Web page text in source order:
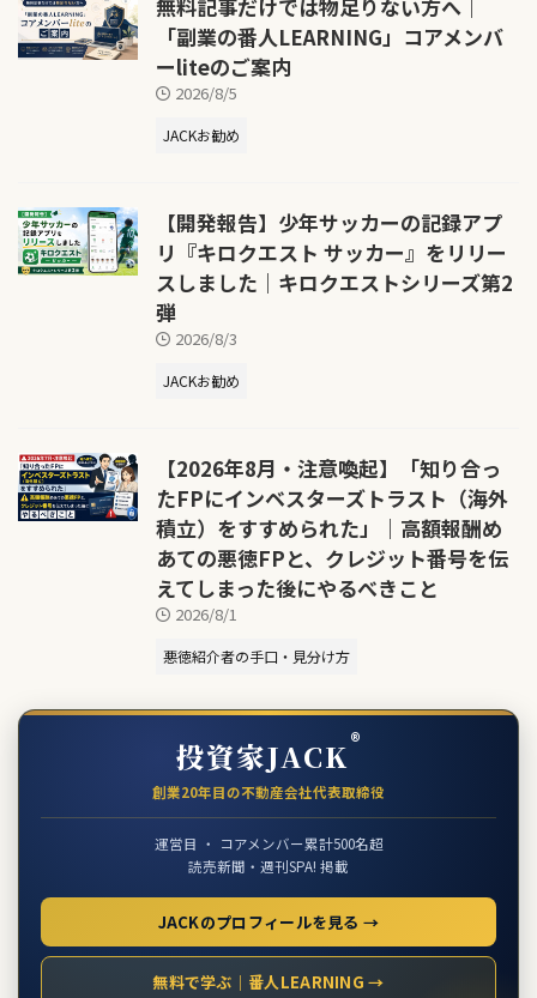
無料記事だけでは物足りない方へ｜
「副業の番人LEARNING」コアメンバ
ーliteのご案内
2026/8/5
JACKお勧め
【開発報告】少年サッカーの記録アプ
リ『キロクエスト サッカー』をリリー
スしました｜キロクエストシリーズ第2
弾
2026/8/3
JACKお勧め
【2026年8月・注意喚起】「知り合っ
たFPにインベスターズトラスト（海外
積立）をすすめられた」｜高額報酬め
あての悪徳FPと、クレジット番号を伝
えてしまった後にやるべきこと
2026/8/1
悪徳紹介者の手口・見分け方
投資家JACK®
創業20年目の不動産会社代表取締役
運営目 ・ コアメンバー累計500名超
読売新聞・週刊SPA! 掲載
JACKのプロフィールを見る →
無料で学ぶ｜番人LEARNING →